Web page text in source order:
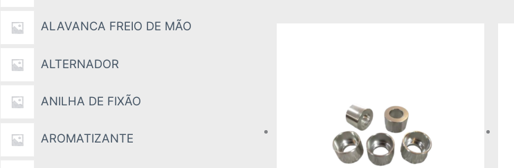
ALAVANCA FREIO DE MÃO
ALTERNADOR
ANILHA DE FIXÃO
AROMATIZANTE